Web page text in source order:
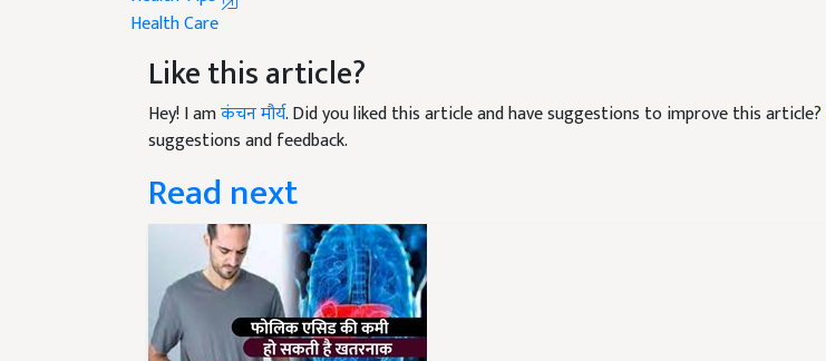
Like this article?
Hey! I amकंचन मौर्य. Did you liked this article and have suggestions to improve this article?
suggestions and feedback.
Read next